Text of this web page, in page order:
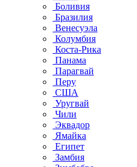
Боливия
Бразилия
Венесуэла
Колумбия
Коста-Рика
Панама
Парагвай
Перу
США
Уругвай
Чили
Эквадор
Ямайка
Египет
Замбия